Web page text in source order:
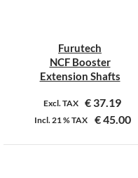
de
productpagina
Furutech
NCF Booster
Extension Shafts
Excl. TAX € 37.19
Incl.21 %TAX €45.00